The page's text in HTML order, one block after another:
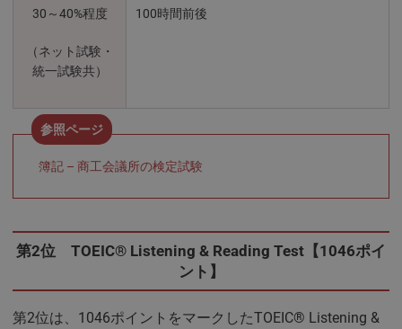
30～40%程度
（ネット試験・
統一試験共）
100時間前後
簿記 – 商工会議所の検定試験
第2位 TOEIC® Listening & Reading Test【1046ポイ
ント】
第2位は、1046ポイントをマークしたTOEIC® Listening &